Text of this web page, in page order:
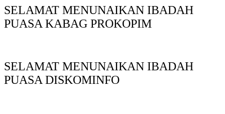
SELAMAT MENUNAIKAN IBADAH
PUASA KABAG PROKOPIM
SELAMAT MENUNAIKAN IBADAH
PUASA DISKOMINFO